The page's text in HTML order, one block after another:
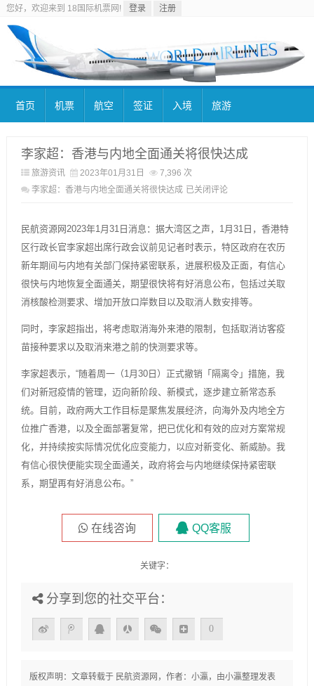
您好，欢迎来到 18国际机票网! 登录 注册
首页 机票 航空 签证 入境 旅游
李家超：香港与内地全面通关将很快达成
旅游资讯 2023年01月31日
7,396 次
李家超：香港与内地全面通关将很快达成 已关闭评论
民航资源网2023年1月31日消息：据大湾区之声，1月31日，香港特
区行政长官李家超出席行政会议前见记者时表示，特区政府在农历
新年期间与内地有关部门保持紧密联系，进展积极及正面，有信心
很快与内地恢复全面通关，期望很快将有好消息公布，包括过关取
消核酸检测要求、增加开放口岸数目以及取消人数安排等。
同时，李家超指出，将考虑取消海外来港的限制，包括取消访客疫
苗接种要求以及取消来港之前的快测要求等。
李家超表示，“随着周一（1月30日）正式撤销「隔离令」措施，我
们对新冠疫情的管理，迈向新阶段、新模式，逐步建立新常态系
统。目前，政府两大工作目标是聚焦发展经济，向海外及内地全方
位推广香港，以及全面部署复常，把已优化和有效的应对方案常规
化，并持续按实际情况优化应变能力，以应对新变化、新威胁。我
有信心很快便能实现全面通关，政府将会与内地继续保持紧密联
系，期望再有好消息公布。”
在线咨询 QQ客服
关键字：
分享到您的社交平台：
0
版权声明：文章转载于 民航资源网 ，作者：小瀛，由小瀛整理发表